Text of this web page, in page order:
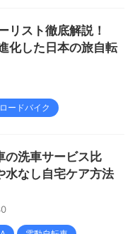
リスト徹底解説！
化した日本の旅自転
ロードバイク
の洗車サービス比
水なし自宅ケア方法